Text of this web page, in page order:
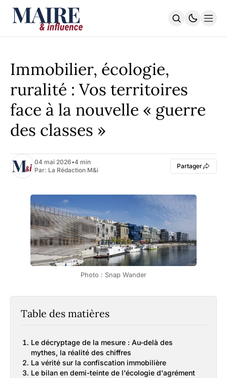
PILOTAGE & FINANCES
TRANSITION DURABLE
L’EXÉCUTIF | La Lettre
L'INDEX
S'ABONNER
Immobilier, écologie,
ruralité : Vos territoires
face à la nouvelle « guerre
des classes »
04 mai 2026•4 min
Par: La Rédaction M&i
Partager
Photo : Snap Wander
Table des matières
Le décryptage de la mesure : Au-delà des
mythes, la réalité des chiffres
La vérité sur la confiscation immobilière
Le bilan en demi-teinte de l'écologie d'agrément